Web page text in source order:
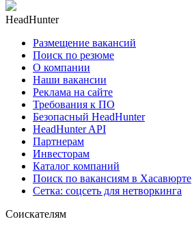
HeadHunter
Размещение вакансий
Поиск по резюме
О компании
Наши вакансии
Реклама на сайте
Требования к ПО
Безопасный HeadHunter
HeadHunter API
Партнерам
Инвесторам
Каталог компаний
Поиск по вакансиям в Хасавюрте
Сетка: соцсеть для нетворкинга
Соискателям